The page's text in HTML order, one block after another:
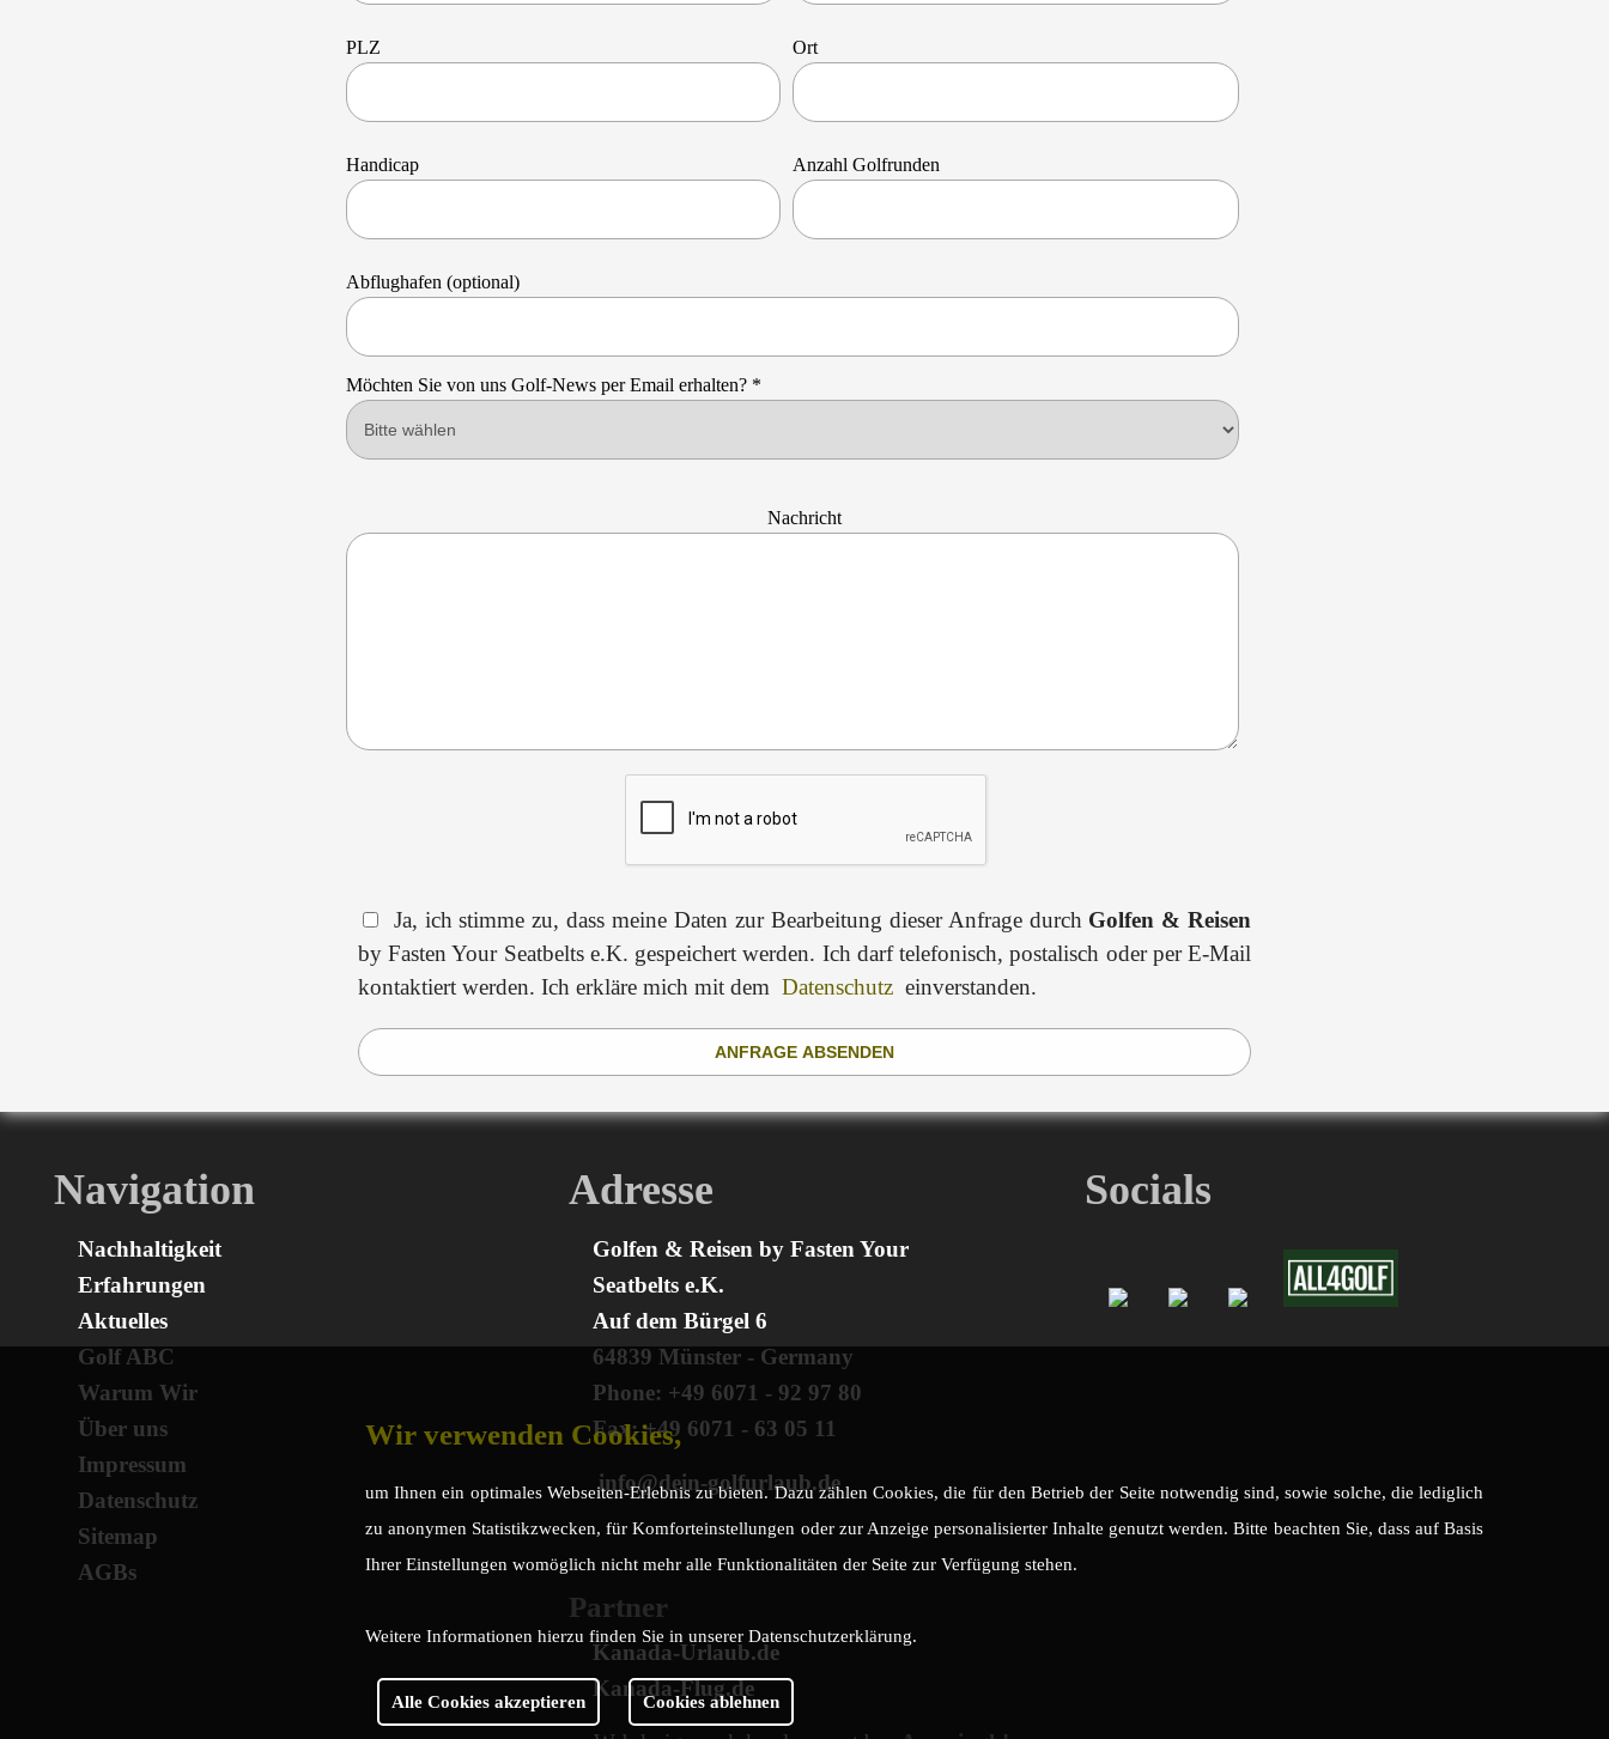
PLZ Ort
Handicap Anzahl Golfrunden
Abflughafen (optional)
Möchten Sie von uns Golf-News per Email erhalten? *
Nachricht
Ja, ich stimme zu, dass meine Daten zur Bearbeitung dieser Anfrage durch Golfen & Reisen
by Fasten Your Seatbelts e.K. gespeichert werden. Ich darf telefonisch, postalisch oder per E-Mail
kontaktiert werden. Ich erkläre mich mit dem Datenschutz einverstanden.
ANFRAGE ABSENDEN
Navigation
Nachhaltigkeit
Erfahrungen
Aktuelles
Golf ABC
Warum Wir
Über uns
Impressum
Datenschutz
Sitemap
AGBs
Adresse
Golfen & Reisen by Fasten Your
Seatbelts e.K.
Auf dem Bürgel 6
64839 Münster - Germany
Phone: +49 6071 - 92 97 80
Fax: +49 6071 - 63 05 11
info@dein-golfurlaub.de
Partner
Kanada-Urlaub.de
Kanada-Flug.de
Socials
Wir verwenden Cookies,
um Ihnen ein optimales Webseiten-Erlebnis zu bieten. Dazu zählen Cookies, die für den Betrieb der Seite notwendig sind, sowie solche, die lediglich
zu anonymen Statistikzwecken, für Komforteinstellungen oder zur Anzeige personalisierter Inhalte genutzt werden. Bitte beachten Sie, dass auf Basis
Ihrer Einstellungen womöglich nicht mehr alle Funktionalitäten der Seite zur Verfügung stehen.
Weitere Informationen hierzu finden Sie in unserer Datenschutzerklärung.
Alle Cookies akzeptieren Cookies ablehnen